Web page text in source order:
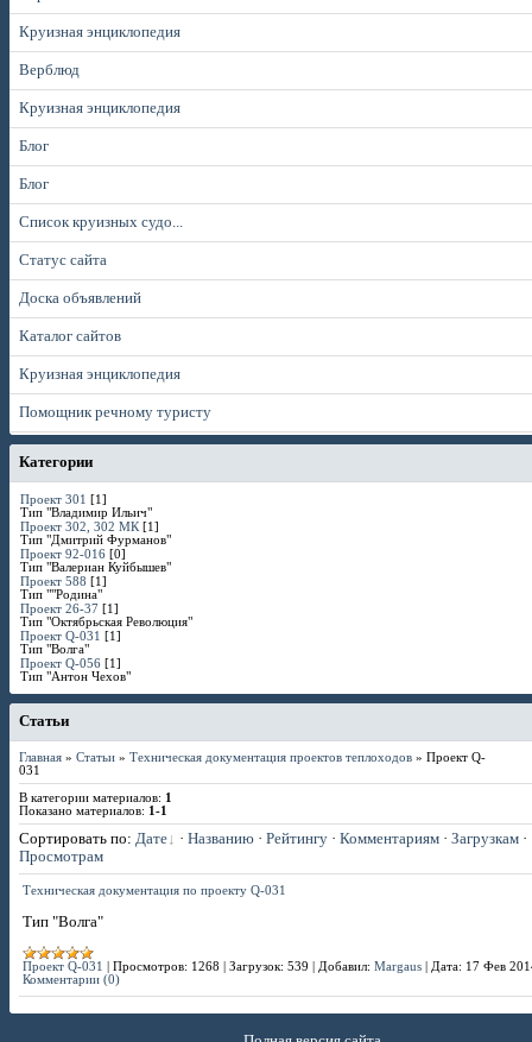
Круизная энциклопедия
Верблюд
Круизная энциклопедия
Блог
Блог
Список круизных судо...
Статус сайта
Доска объявлений
Каталог сайтов
Круизная энциклопедия
Помощник речному туристу
Категории
Проект 301
[1]
Тип "Владимир Ильич"
Проект 302, 302 МК [1]
Тип "Дмитрий Фурманов"
Проект 92-016 [0]
Тип "Валериан Куйбышев"
Проект 588 [1]
Тип ""Родина"
Проект 26-37 [1]
Тип "Октябрьская Революция"
Проект Q-031
[1]
Тип "Волга"
Проект Q-056 [1]
Тип "Антон Чехов"
Статьи
Главная » Статьи » Техническая документация проектов теплоходов » Проект Q-
031
В категории материалов: 1
Показано материалов: 1-1
Сортировать по: Дате · Названию · Рейтингу · Комментариям · Загрузкам ·
Просмотрам
Техническая документация по проекту Q-031
Тип "Волга"
Проект Q-031 Просмотров: 1268 Загрузок: 539 Добавил: Margaus Дата: 17 Фев
Комментарии (0)